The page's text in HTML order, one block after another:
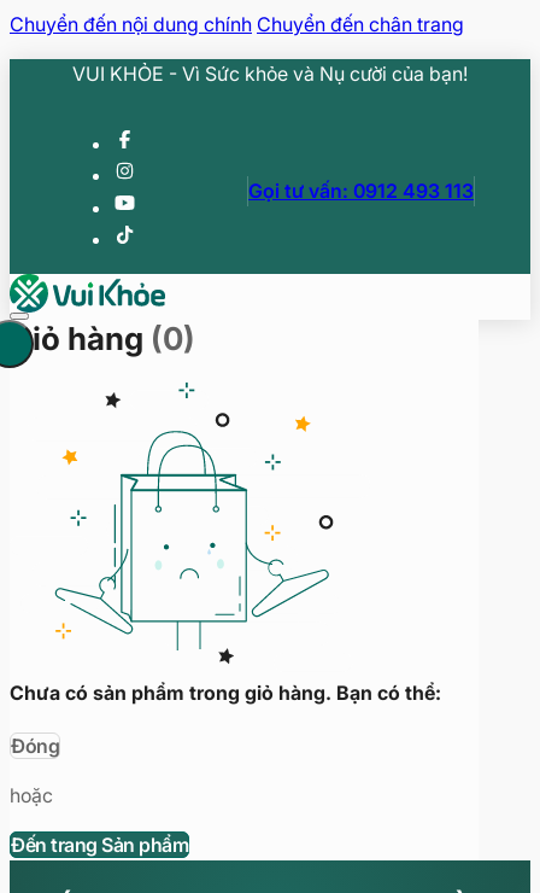
Chuyển đến nội dung chính Chuyển đến chân trang
VUI KHỎE - Vì Sức khỏe và Nụ cười của bạn!
Gọi tư vấn: 0912 493 113
Giỏ hàng (0)
Chưa có sản phẩm trong giỏ hàng. Bạn có thể:
Đóng
hoặc
Đến trang Sản phẩm